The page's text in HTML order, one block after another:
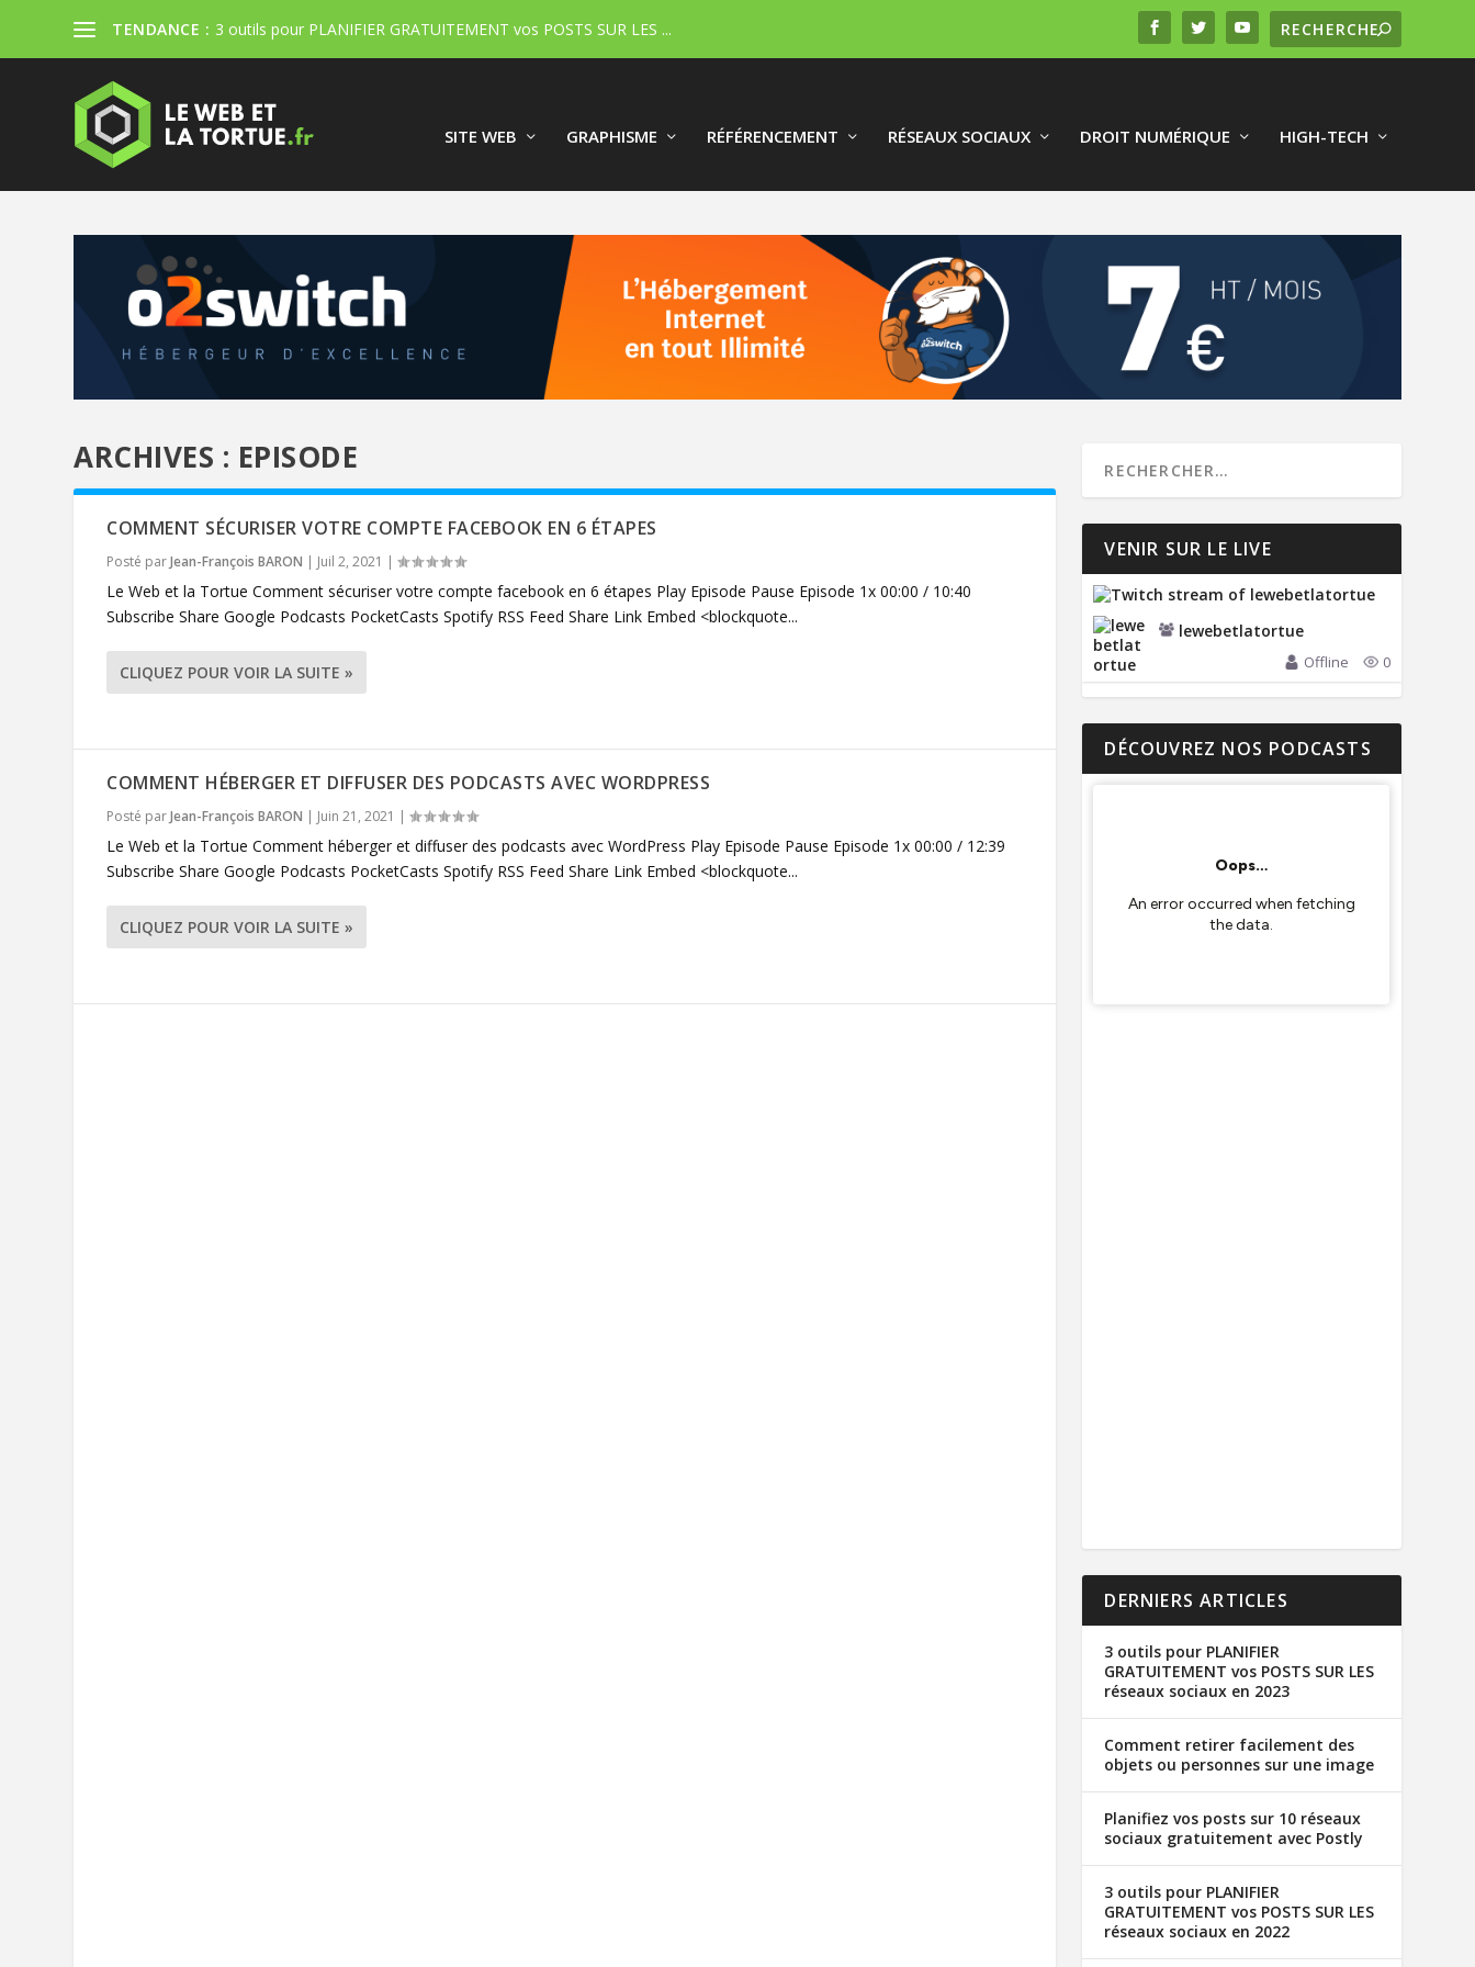
TENDANCE : 3 outils pour PLANIFIER GRATUITEMENT vos POSTS SUR LES ...
SITE WEB GRAPHISME RÉFÉRENCEMENT RÉSEAUX SOCIAUX DROIT NUMÉRIQUE HIGH-TECH
ARCHIVES : EPISODE
COMMENT SÉCURISER VOTRE COMPTE FACEBOOK EN 6 ÉTAPES
Posté parJean-François BARON | Juil 2, 2021 |
Le Web et la Tortue Comment sécuriser votre compte facebook en 6 étapes Play Episode Pause Episode 1x 00:00 / 10:40
Subscribe Share Google Podcasts PocketCasts Spotify RSS Feed Share Link Embed <blockquote...
CLIQUEZ POUR VOIR LA SUITE »
COMMENT HÉBERGER ET DIFFUSER DES PODCASTS AVEC WORDPRESS
Posté parJean-François BARON | Juin 21, 2021 |
Le Web et la Tortue Comment héberger et diffuser des podcasts avec WordPress Play Episode Pause Episode 1x 00:00 / 12:39
Subscribe Share Google Podcasts PocketCasts Spotify RSS Feed Share Link Embed <blockquote...
CLIQUEZ POUR VOIR LA SUITE »
VENIR SUR LE LIVE
lewebetlatortue
Offline 0
DÉCOUVREZ NOS PODCASTS
DERNIERS ARTICLES
3 outils pour PLANIFIER
GRATUITEMENT vos POSTS SUR LES
réseaux sociaux en 2023
Comment retirer facilement des
objets ou personnes sur une image
Planifiez vos posts sur 10 réseaux
sociaux gratuitement avec Postly
3 outils pour PLANIFIER
GRATUITEMENT vos POSTS SUR LES
réseaux sociaux en 2022